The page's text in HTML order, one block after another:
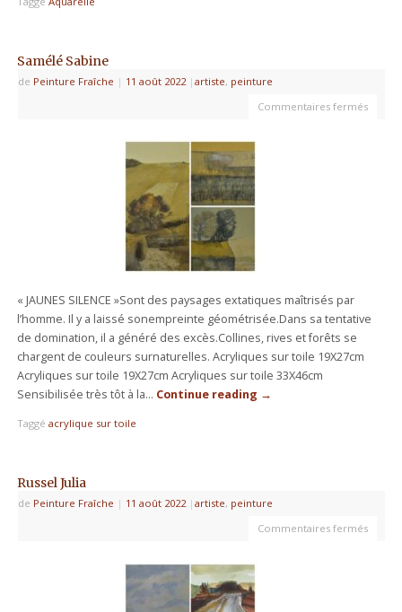
Samélé Sabine
de Peinture Fraîche | 11 août 2022 | artiste, peinture
Commentaires fermés
« JAUNES SILENCE »Sont des paysages extatiques maîtrisés par
l’homme. Il y a laissé sonempreinte géométrisée.Dans sa tentative
de domination, il a généré des excès.Collines, rives et forêts se
chargent de couleurs surnaturelles. Acryliques sur toile 19X27cm
Acryliques sur toile 19X27cm Acryliques sur toile 33X46cm
Sensibilisée très tôt à la… Continue reading →
Taggé acrylique sur toile
Russel Julia
de Peinture Fraîche | 11 août 2022 | artiste, peinture
Commentaires fermés